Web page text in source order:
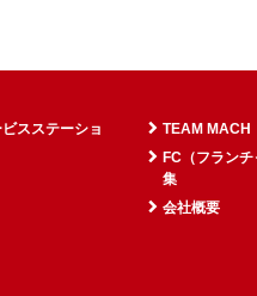
スステーショ
TEAM MACH
FC（フラン
集
会社概要